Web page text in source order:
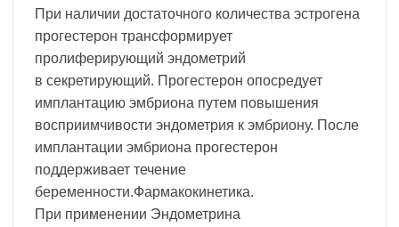
При наличии достаточного количества эстрогена
прогестерон трансформирует
пролиферирующий эндометрий
в секретирующий. Прогестерон опосредует
имплантацию эмбриона путем повышения
восприимчивости эндометрия к эмбриону. После
имплантации эмбриона прогестерон
поддерживает течение
беременности.Фармакокинетика.
При применении Эндометрина